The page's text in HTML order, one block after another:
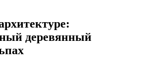
деревянный